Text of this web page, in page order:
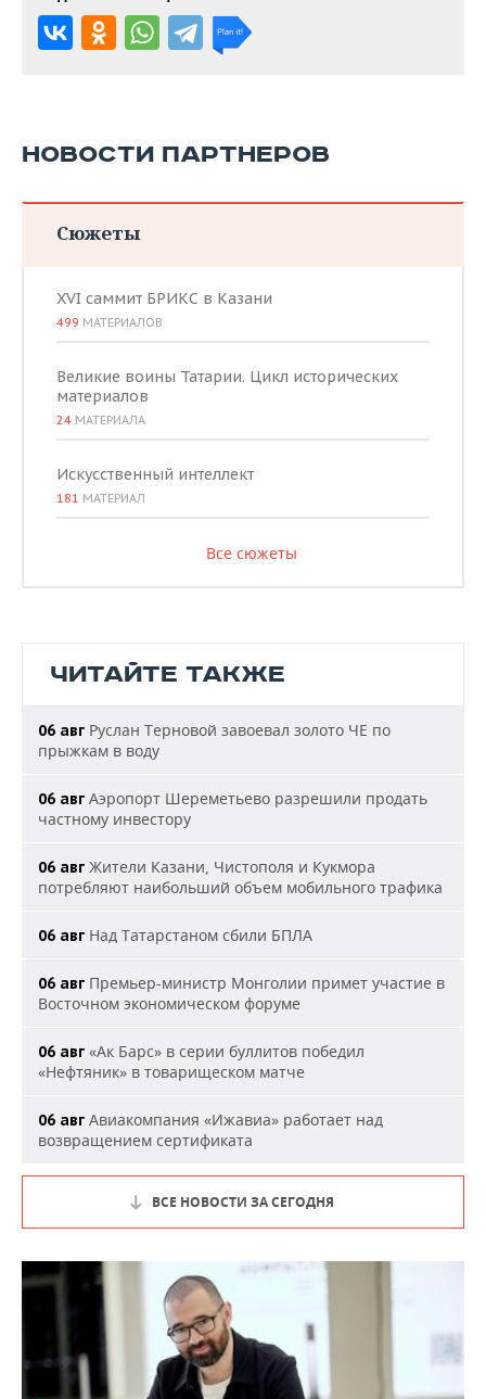
НОВОСТИ ПАРТНЕРОВ
Сюжеты
XVI саммит БРИКС в Казани
499 МАТЕРИАЛОВ
Великие воины Татарии. Цикл исторических
материалов
24 МАТЕРИАЛА
Искусственный интеллект
181 МАТЕРИАЛ
Все сюжеты
ЧИТАЙТЕ ТАКЖЕ
06 авг Руслан Терновой завоевал золото ЧЕ по
прыжкам в воду
06 авг Аэропорт Шереметьево разрешили продать
частному инвестору
06 авг Жители Казани, Чистополя и Кукмора
потребляют наибольший объем мобильного трафика
06 авг Над Татарстаном сбили БПЛА
06 авг Премьер-министр Монголии примет участие в
Восточном экономическом форуме
06 авг «Ак Барс» в серии буллитов победил
«Нефтяник» в товарищеском матче
06 авг Авиакомпания «Ижавиа» работает над
возвращением сертификата
ВСЕ НОВОСТИ ЗА СЕГОДНЯ